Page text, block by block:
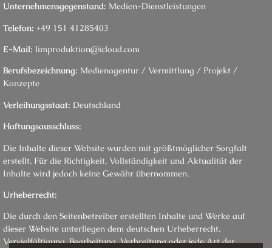
Unternehmensgegenstand: Medien-Dienstleistungen
Telefon: +49 151 41285403
E-Mail: limproduktion@icloud.com
Berufsbezeichnung: Medienagentur / Vermittlung / Projekt /
Konzepte
Verleihungsstaat: Deutschland
Haftungsausschluss:
Die Inhalte dieser Website wurden mit größtmöglicher Sorgfalt
erstellt. Für die Richtigkeit, Vollständigkeit und Aktualität der
Inhalte wird jedoch keine Gewähr übernommen.
Urheberrecht:
Die durch den Seitenbetreiber erstellten Inhalte und Werke auf
dieser Website unterliegen dem deutschen Urheberrecht.
Vervielfältigung, Bearbeitung, Verbreitung oder jede Art der